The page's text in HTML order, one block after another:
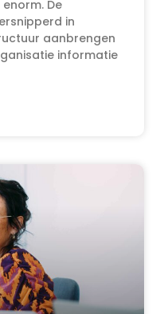
De
in
aanbrengen
informatie